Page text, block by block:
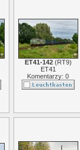
ET41-142(RT9)
ET41
Komentarzy: 0